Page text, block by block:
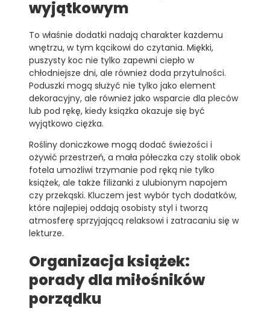
wyjątkowym
To właśnie dodatki nadają charakter każdemu
wnętrzu, w tym kącikowi do czytania. Miękki,
puszysty koc nie tylko zapewni ciepło w
chłodniejsze dni, ale również doda przytulności.
Poduszki mogą służyć nie tylko jako element
dekoracyjny, ale również jako wsparcie dla pleców
lub pod rękę, kiedy książka okazuje się być
wyjątkowo ciężka.
Rośliny doniczkowe mogą dodać świeżości i
ożywić przestrzeń, a mała półeczka czy stolik obok
fotela umożliwi trzymanie pod ręką nie tylko
książek, ale także filiżanki z ulubionym napojem
czy przekąski. Kluczem jest wybór tych dodatków,
które najlepiej oddają osobisty styl i tworzą
atmosferę sprzyjającą relaksowi i zatracaniu się w
lekturze.
Organizacja książek:
porady dla miłośników
porządku